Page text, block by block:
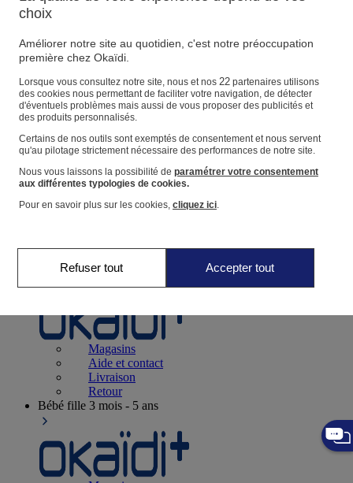
Produits suggérés
Voir tous les produits
Magasin
Vos informations personnelles
Suivre une commande
Panier
Favoris
Naissance0-12 mois
Magasins
Aide et contact
Livraison
Retour
Bébé fille 3 mois - 5 ans
choix
Améliorer notre site au quotidien, c'est notre préoccupation
première chez Okaïdi.
Lorsque vous consultez notre site, nous et nos 22partenaires utilisons
des cookies nous permettant de faciliter votre navigation, de détecter
d'éventuels problèmes mais aussi de vous proposer des publicités et
des produits personnalisés.
Certains de nos outils sont exemptés de consentement et nous servent
qu'au pilotage strictement nécessaire des performances de notre site.
Nous vous laissons la possibilité de paramétrer votre consentement
aux différentes typologies de cookies.
Pour en savoir plus sur les cookies, cliquez ici.
Refuser tout Accepter tout